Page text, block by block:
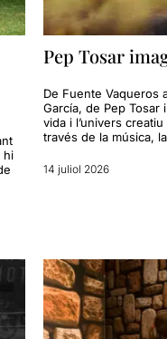
hi
Pep Tosar
De Fuente Vaqueros
García, de Pep Tosar
vida i l’univers
través de la música,
14 juliol 2026